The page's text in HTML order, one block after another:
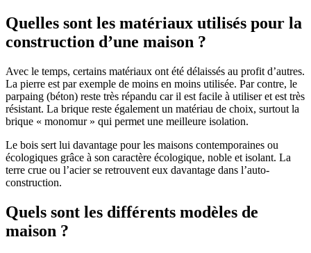
Quelles sont les matériaux utilisés pour la
construction d’une maison ?
Avec le temps, certains matériaux ont été délaissés au profit d’autres.
La pierre est par exemple de moins en moins utilisée. Par contre, le
parpaing (béton) reste très répandu car il est facile à utiliser et est très
résistant. La brique reste également un matériau de choix, surtout la
brique « monomur » qui permet une meilleure isolation.
Le bois sert lui davantage pour les maisons contemporaines ou
écologiques grâce à son caractère écologique, noble et isolant. La
terre crue ou l’acier se retrouvent eux davantage dans l’auto-
construction.
Quels sont les différents modèles de
maison ?